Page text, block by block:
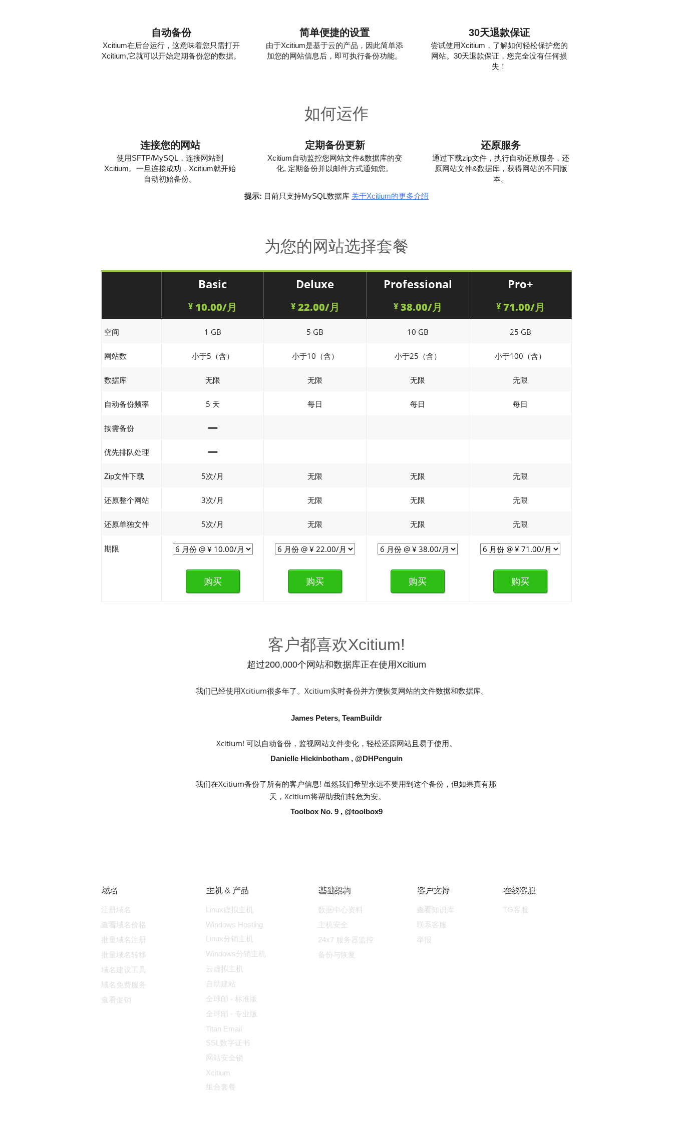
自动备份
Xcitium在后台运行，这意味着您只需打开
Xcitium,它就可以开始定期备份您的数据。
简单便捷的设置
由于Xcitium是基于云的产品，因此简单添
加您的网站信息后，即可执行备份功能。
30天退款保证
尝试使用Xcitium，了解如何轻松保护您的
网站。30天退款保证，您完全没有任何损
失！
如何运作
连接您的网站
使用SFTP/MySQL，连接网站到
Xcitium。一旦连接成功，Xcitium就开始
自动初始备份。
定期备份更新
Xcitium自动监控您网站文件&数据库的变
化, 定期备份并以邮件方式通知您。
还原服务
通过下载zip文件，执行自动还原服务，还
原网站文件&数据库，获得网站的不同版
本。
提示: 目前只支持MySQL数据库 关于Xcitium的更多介绍
为您的网站选择套餐
Basic Deluxe Professional Pro+
¥ 10.00/月 ¥22.00/月 ¥38.00/月 ¥71.00/月
空间 1 GB 5 GB 10 GB 25 GB
网站数 小于5（含） 小于10（含） 小于25（含） 小于100（含）
数据库 无限 无限 无限 无限
自动备份频率 5 天 每日 每日 每日
按需备份 —
优先排队处理 —
Zip文件下载 5次/月 无限 无限 无限
还原整个网站 3次/月 无限 无限 无限
还原单独文件 5次/月 无限 无限 无限
期限
购买 购买 购买 购买
客户都喜欢Xcitium!
超过200,000个网站和数据库正在使用Xcitium
我们已经使用Xcitium很多年了。Xcitium实时备份并方便恢复网站的文件数据和数据库。
James Peters, TeamBuildr
Xcitium! 可以自动备份，监视网站文件变化，轻松还原网站且易于使用。
Danielle Hickinbotham , @DHPenguin
我们在Xcitium备份了所有的客户信息! 虽然我们希望永远不要用到这个备份，但如果真有那
天，Xcitium将帮助我们转危为安。
Toolbox No. 9 , @toolbox9
域名
注册域名
查看域名价格
批量域名注册
批量域名转移
域名建议工具
域名免费服务
查看促销
主机 & 产品
Linux虚拟主机
Windows Hosting
Linux分销主机
Windows分销主机
云虚拟主机
自助建站
全球邮 - 标准版
全球邮 - 专业版
Titan Email
SSL数字证书
网站安全锁
Xcitium
组合套餐
基础架构
数据中心资料
主机安全
24x7 服务器监控
备份与恢复
客户支持
查看知识库
联系客服
举报
在线客服
TG客服